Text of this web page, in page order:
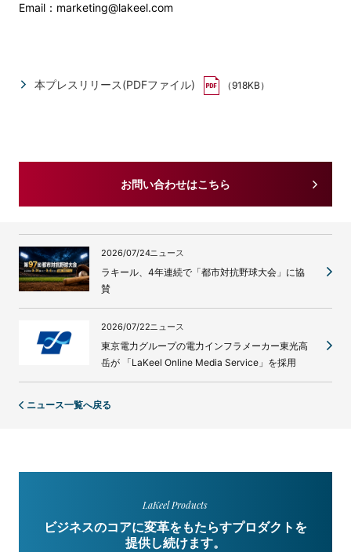
Email：marketing@lakeel.com
本プレスリリース(PDFファイル) （918KB）
お問い合わせはこちら
2026/07/24ニュース
ラキール、4年連続で「都市対抗野球大会」に協
賛
2026/07/22ニュース
東京電力グループの電力インフラメーカー東光高
岳が 「LaKeel Online Media Service」を採用
ニュース一覧へ戻る
LaKeel Products
ビジネスのコアに変革をもたらすプロダクトを
提供し続けます。